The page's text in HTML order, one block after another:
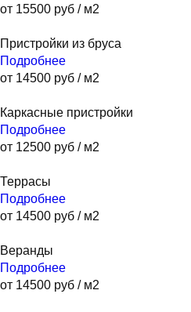
от 15500 руб / м2
Пристройки из бруса
Подробнее
от 14500 руб / м2
Каркасные пристройки
Подробнее
от 12500 руб / м2
Террасы
Подробнее
от 14500 руб / м2
Веранды
Подробнее
от 14500 руб / м2